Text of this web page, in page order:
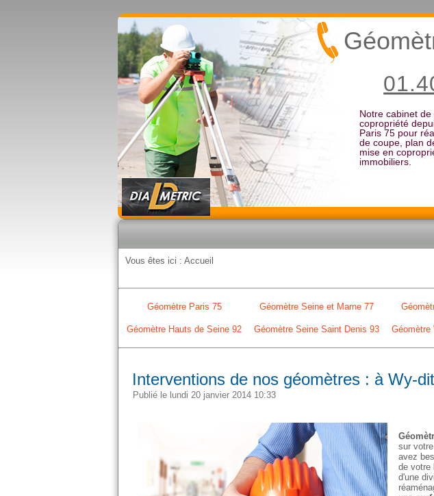
Notre cabinet
copropriété
Paris 75 pour
de coupe, plan
mise en
immobiliers.
Vous êtes ici : Accueil
Géomètre Paris 75 Géomètre Seine et Marne 77
Géomètre Hauts de Seine 92 Géomètre Seine Saint Denis 93 Géomètre
Interventions de nos géomètres : à Wy-
Publié le lundi 20 janvier 2014 10:33
sur
avez
de votre
d'une